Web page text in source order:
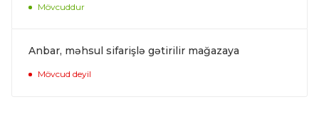
Mövcuddur
Anbar, məhsul sifarişlə gətirilir mağazaya
Mövcud deyil